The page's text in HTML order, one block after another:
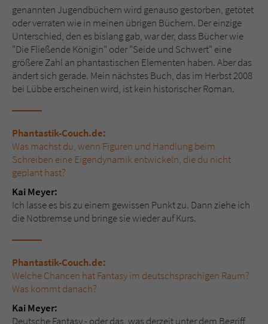
genannten Jugendbüchern wird genauso gestorben, getötet
oder verraten wie in meinen übrigen Büchern. Der einzige
Unterschied, den es bislang gab, war der, dass Bücher wie
"Die Fließende Königin" oder "Seide und Schwert" eine
größere Zahl an phantastischen Elementen haben. Aber das
ändert sich gerade. Mein nächstes Buch, das im Herbst 2008
bei Lübbe erscheinen wird, ist kein historischer Roman.
Phantastik-Couch.de:
Was machst du, wenn Figuren und Handlung beim
Schreiben eine Eigendynamik entwickeln, die du nicht
geplant hast?
Kai Meyer:
Ich lasse es bis zu einem gewissen Punkt zu. Dann ziehe ich
die Notbremse und bringe sie wieder auf Kurs.
Phantastik-Couch.de:
Welche Chancen hat Fantasy im deutschsprachigen Raum?
Was kommt danach?
Kai Meyer:
Deutsche Fantasy - oder das, was derzeit unter dem Begriff